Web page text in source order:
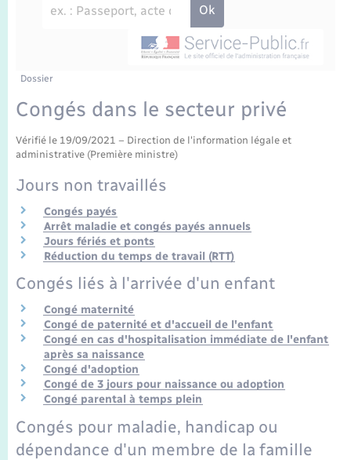
Etat-civil - Papiers - Citoyenneté
Parrainage civil
Recensement
Concessions funéraires
Nouvel habitant
Numérique
Organisation d’événement
Sécurité - Prévention
Seniors
Transports
Transports scolaires
Voirie et espace public
Travaux - Autorisation d’occupation de l’espace
Plan interactif
La Communauté de communes
Dossier
Congés dans le secteur privé
Vérifié le 19/09/2021 – Direction de l'information légale et
administrative (Première ministre)
Jours non travaillés
Congés payés
Arrêt maladie et congés payés annuels
Jours fériés et ponts
Réduction du temps de travail (RTT)
Congés liés à l'arrivée d'un enfant
Congé maternité
Congé de paternité et d'accueil de l'enfant
Congé en cas d'hospitalisation immédiate de l'enfant
après sa naissance
Congé d'adoption
Congé de 3 jours pour naissance ou adoption
Congé parental à temps plein
Congés pour maladie, handicap ou
dépendance d'un membre de la famille